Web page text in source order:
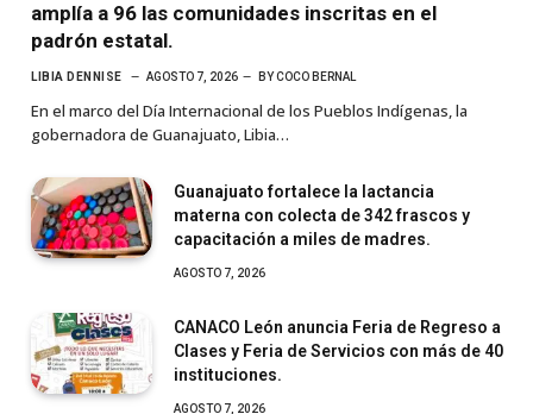
amplía a 96 las comunidades inscritas en el
padrón estatal.
LIBIA DENNISE AGOSTO 7, 2026 BY COCO BERNAL
En el marco del Día Internacional de los Pueblos Indígenas, la
gobernadora de Guanajuato, Libia…
Guanajuato fortalece la lactancia
materna con colecta de 342 frascos y
capacitación a miles de madres.
AGOSTO 7, 2026
CANACO León anuncia Feria de Regreso a
Clases y Feria de Servicios con más de 40
instituciones.
AGOSTO 7, 2026